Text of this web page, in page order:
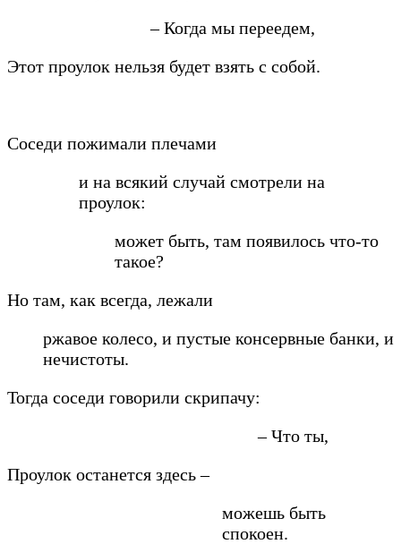
– Когда мы переедем,
Этот проулок нельзя будет взять с собой.
Соседи пожимали плечами
и на всякий случай смотрели на
проулок:
может быть, там появилось что-то
такое?
Но там, как всегда, лежали
ржавое колесо, и пустые консервные банки, и
нечистоты.
Тогда соседи говорили скрипачу:
– Что ты,
Проулок останется здесь –
можешь быть
спокоен.